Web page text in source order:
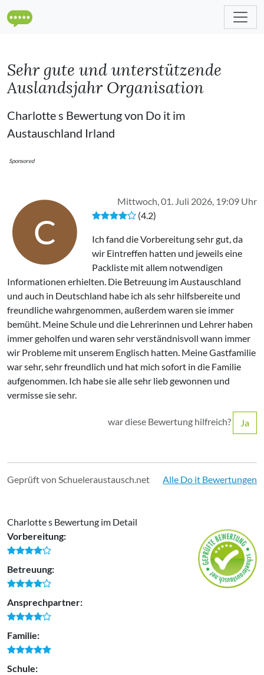
Sehr gute und unterstützende
Auslandsjahr Organisation
Charlotte s Bewertung von Do it im
Austauschland Irland
Sponsored
C
Mittwoch, 01. Juli 2026, 19:09 Uhr
(4.2)
Ich fand die Vorbereitung sehr gut, da
wir Eintreffen hatten und jeweils eine
Packliste mit allem notwendigen
Informationen erhielten. Die Betreuung im Austauschland
und auch in Deutschland habe ich als sehr hilfsbereite und
freundliche wahrgenommen, außerdem waren sie immer
bemüht. Meine Schule und die Lehrerinnen und Lehrer haben
immer geholfen und waren sehr verständnisvoll wann immer
wir Probleme mit unserem Englisch hatten. Meine Gastfamilie
war sehr, sehr freundlich und hat mich sofort in die Familie
aufgenommen. Ich habe sie alle sehr lieb gewonnen und
vermisse sie sehr.
war diese Bewertung hilfreich? Ja
Geprüft von Schueleraustausch.net Alle Do it Bewertungen
Charlotte s Bewertung im Detail
Vorbereitung:
Betreuung:
Ansprechpartner:
Familie:
Schule: